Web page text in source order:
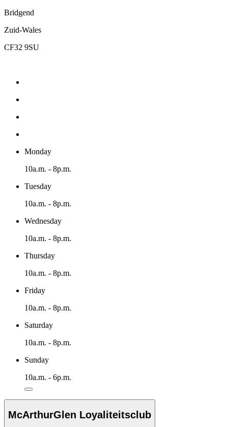
Bridgend
Zuid-Wales
CF32 9SU
Monday
10a.m. - 8p.m.
Tuesday
10a.m. - 8p.m.
Wednesday
10a.m. - 8p.m.
Thursday
10a.m. - 8p.m.
Friday
10a.m. - 8p.m.
Saturday
10a.m. - 8p.m.
Sunday
10a.m. - 6p.m.
McArthurGlen Loyaliteitsclub